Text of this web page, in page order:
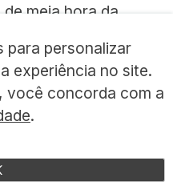
meia hora da
em concreto, da
adquiriram em
sob a supervisão
Mitterrand).
para personalizar
experiência no site.
você concorda com a
.